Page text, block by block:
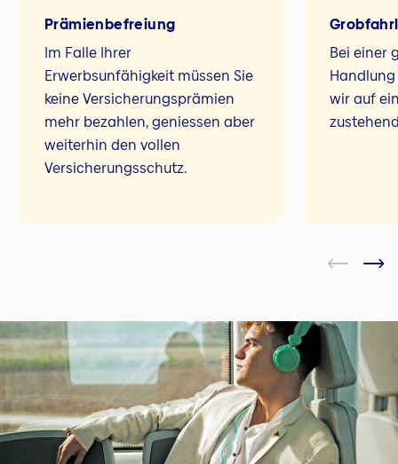
Prämien­befreiung
Im Falle Ihrer
Erwerbsunfähigkeit müssen Sie
keine Versicherungsprämien
mehr bezahlen, geniessen aber
weiterhin den vollen
Versicherungsschutz.
Bei einer
wir auf